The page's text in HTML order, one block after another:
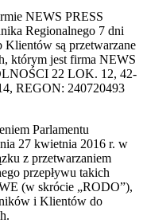
NEWS PRESS
Regionalnego 7 dni
są przetwarzane
którym jest firma NEWS
22 LOK. 12, 42-
REGON: 240720493
Parlamentu
27 kwietnia 2016 r. w
z przetwarzaniem
przepływu takich
(w skrócie „RODO”),
i Klientów do